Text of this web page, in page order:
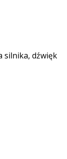
silnika, dźwięk